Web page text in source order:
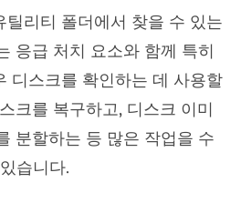
틸리티 폴더에서 찾을 수 있는
응급 처치 요소와 함께 특히
디스크를 확인하는 데 사용할
크를 복구하고, 디스크 이미
분할하는 등 많은 작업을 수
습니다.